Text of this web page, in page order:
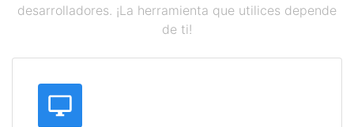
desarrolladores. ¡La herramienta que utilices depende
de ti!